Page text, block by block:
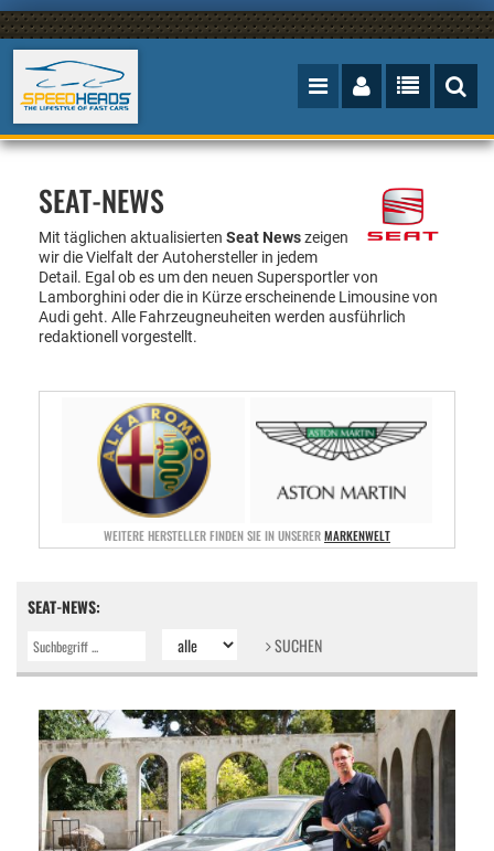
SEAT-NEWS
Mit täglichen aktualisierten Seat Newszeigen
wir die Vielfalt der Autohersteller in jedem
Detail. Egal ob es um den neuen Supersportler von
Lamborghini oder die in Kürze erscheinende Limousine von
Audi geht. Alle Fahrzeugneuheiten werden ausführlich
redaktionell vorgestellt.
WEITERE HERSTELLER FINDEN SIE IN UNSERERMARKENWELT
SEAT-NEWS:
SUCHEN